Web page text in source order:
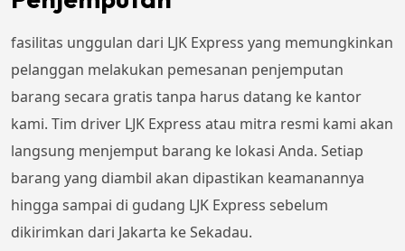
fasilitas unggulan dari LJK Express yang memungkinkan
pelanggan melakukan pemesanan penjemputan
barang secara gratis tanpa harus datang ke kantor
kami. Tim driver LJK Express atau mitra resmi kami akan
langsung menjemput barang ke lokasi Anda. Setiap
barang yang diambil akan dipastikan keamanannya
hingga sampai di gudang LJK Express sebelum
dikirimkan dari Jakarta ke Sekadau.